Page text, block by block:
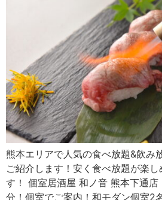
熊本エリアで人気の食べ放題&飲み
ご紹介します！安く食べ放題が楽
す！ 個室居酒屋 和ノ音 熊本下通
分！個室でご案内！和モダン個室2